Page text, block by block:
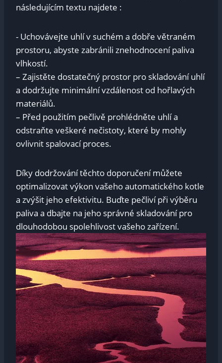
následujícím textu‌ najdete​ :
-⁤ Uchovávejte uhlí v suchém‍ a dobře ⁣větraném
prostoru, abyste⁢ zabránili ⁣znehodnocení paliva
vlhkostí.
– ⁣Zajistěte dostatečný​ prostor pro skladování uhlí
a ⁢dodržujte minimální vzdálenost od‍ hořlavých
materiálů.
– Před ‍použitím ​pečlivě‍ prohlédněte uhlí⁢ a
odstraňte veškeré nečistoty, které ⁢by mohly
ovlivnit spalovací proces.
Díky‍ dodržování těchto⁢ doporučení⁤ můžete
⁤optimalizovat⁣ výkon vašeho⁣ automatického kotle
a zvýšit jeho ⁣efektivitu. Buďte⁤ pečliví při výběru
⁣paliva a dbajte na⁣ jeho správné skladování pro
dlouhodobou spolehlivost ‍vašeho ‍zařízení.